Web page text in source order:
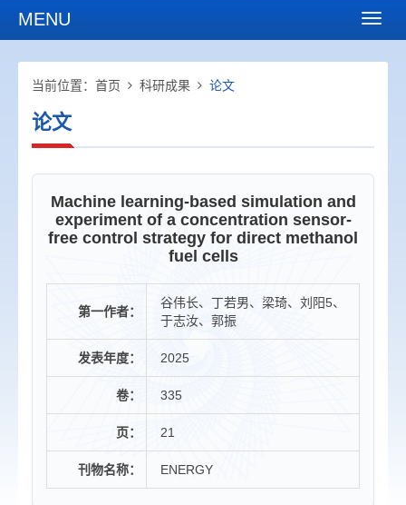
MENU
当前位置： 首页 科研成果 论文
论文
Machine learning-based simulation and
experiment of a concentration sensor-
free control strategy for direct methanol
fuel cells
第一作者：
谷伟长、丁若男、梁琦、刘阳5、
于志汝、郭振
发表年度： 2025
卷： 335
页： 21
刊物名称： ENERGY